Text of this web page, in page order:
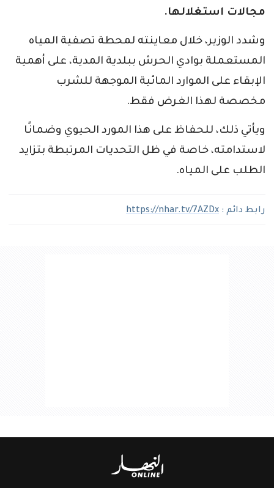
مجالات استغلالها.
وشدد الوزير، خلال معاينته لمحطة تصفية المياه
المستعملة بوادي الحرش ببلدية المدية، على أهمية
الإبقاء على الموارد المائية الموجهة للشرب
مخصصة لهذا الغرض فقط.
ويأتي ذلك، للحفاظ على هذا المورد الحيوي وضمانًا
لاستدامته، خاصة في ظل التحديات المرتبطة بتزايد
الطلب على المياه.
رابط دائم : https://nhar.tv/7AZDx